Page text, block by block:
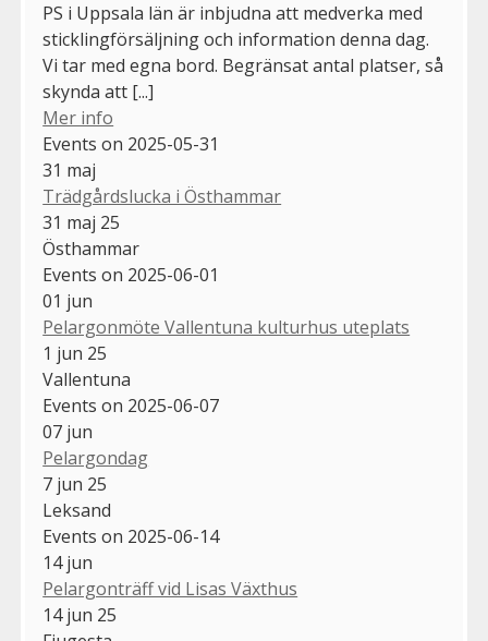
PS i Uppsala län är inbjudna att medverka med
sticklingförsäljning och information denna dag.
Vi tar med egna bord. Begränsat antal platser, så
skynda att [...]
Mer info
Events on 2025-05-31
31 maj
Trädgårdslucka i Östhammar
31 maj 25
Östhammar
Events on 2025-06-01
01 jun
Pelargonmöte Vallentuna kulturhus uteplats
1 jun 25
Vallentuna
Events on 2025-06-07
07 jun
Pelargondag
7 jun 25
Leksand
Events on 2025-06-14
14 jun
Pelargonträff vid Lisas Växthus
14 jun 25